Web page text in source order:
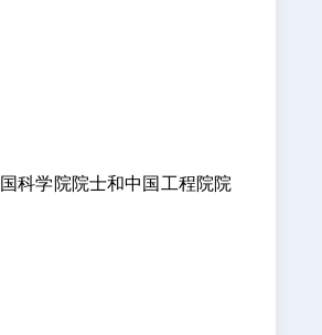
科学院院士和中国工程院院